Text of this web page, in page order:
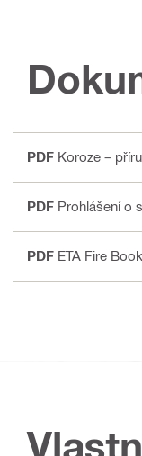
PDF Koroze –
PDF Prohlášení o
PDF ETA Fire